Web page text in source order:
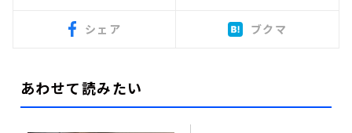
シェア ブクマ
あわせて読みたい